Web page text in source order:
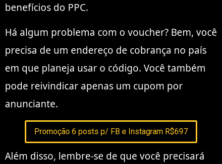
benefícios do PPC.
Há algum problema com o voucher? Bem, você
precisa de um endereço de cobrança no país
em que planeja usar o código. Você também
pode reivindicar apenas um cupom por
anunciante.
Promoção 6 posts p/ FB e Instagram R$697
Além disso, lembre-se de que você precisará